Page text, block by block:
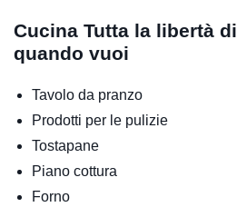
Cucina Tutta la libertà
quando vuoi
Tavolo da pranzo
Prodotti per le pulizie
Tostapane
Piano cottura
Forno